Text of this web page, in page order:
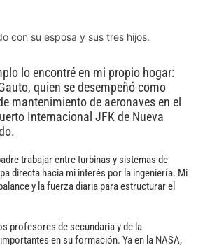
con su esposa y sus tres hijos.
lo encontré en mi propio hogar:
quien se desempeñó como
mantenimiento de aeronaves en el
Internacional JFK de Nueva
trabajar entre turbinas y sistemas de
directa hacia mi interés por la ingeniería. Mi
y la fuerza diaria para estructurar el
profesores de secundaria y de la
en su formación. Ya en la NASA,